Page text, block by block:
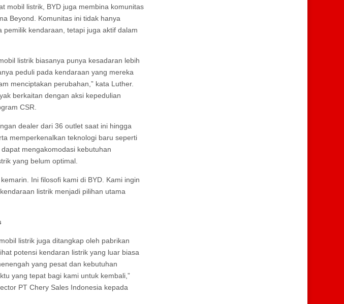
mobil listrik, BYD juga membina komunitas
Beyond. Komunitas ini tidak hanya
kendaraan, tetapi juga aktif dalam
listrik biasanya punya kesadaran lebih
peduli pada kendaraan yang mereka
menciptakan perubahan,” kata Luther.
berkaitan dengan aksi kepedulian
CSR.
dealer dari 36 outlet saat ini hingga
memperkenalkan teknologi baru seperti
mengakomodasi kebutuhan
yang belum optimal.
Ini filosofi kami di BYD. Kami ingin
listrik menjadi pilihan utama
listrik juga ditangkap oleh pabrikan
potensi kendaran listrik yang luar biasa
yang pesat dan kebutuhan
yang tepat bagi kami untuk kembali,”
PT Chery Sales Indonesia kepada